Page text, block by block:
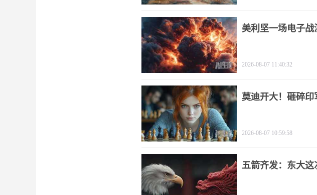
美利坚一场电子战
2026-08-07 11:40:32
莫迪开大！砸碎
2026-08-07 10:59:58
五箭齐发：东大